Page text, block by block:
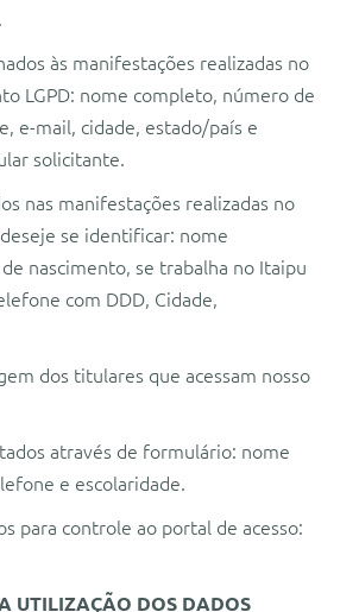
às manifestações realizadas no
LGPD: nome completo, número de
e-mail, cidade, estado/país e
solicitante.
nas manifestações realizadas no
se identificar: nome
nascimento, se trabalha no Itaipu
com DDD, Cidade,
dos titulares que acessam nosso
através de formulário: nome
e escolaridade.
para controle ao portal de acesso:
UTILIZAÇÃO DOS DADOS